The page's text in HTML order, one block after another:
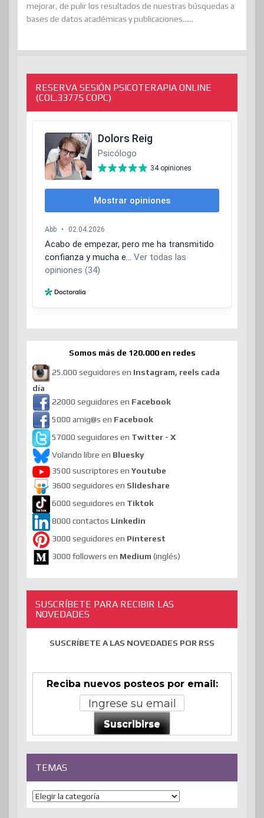
mejorar, de pulir los resultados de nuestras búsquedas a
bases de datos académicas y publicaciones......
RESERVA SESIÓN PSICOTERAPIA ONLINE
(COL.33775 COPC)
Somos más de 120.000 en redes
25.000 seguidores en Instagram, reels cada
día
22000 seguidores en Facebook
5000 amig@s en Facebook
57000 seguidores en Twitter - X
Volando libre en Bluesky
3500 suscriptores en Youtube
3600 seguidores en Slideshare
6000 seguidores en Tiktok
8000 contactos Linkedin
3000 seguidores en Pinterest
3000 followers en Medium (inglés)
SUSCRÍBETE PARA RECIBIR LAS
NOVEDADES
SUSCRÍBETE A LAS NOVEDADES POR RSS
Reciba nuevos posteos por email:
Suscribirse
TEMAS
Temas